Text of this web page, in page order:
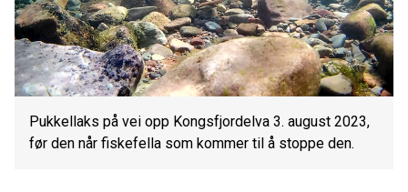
Pukkellaks på vei opp Kongsfjordelva 3. august 2023,
før den når fiskefella som kommer til å stoppe den.